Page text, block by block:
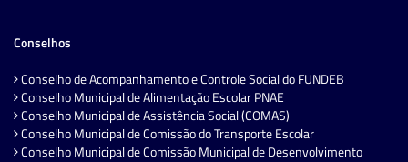
Conselhos
Conselho de Acompanhamento e Controle Social do FUNDEB
Conselho Municipal de Alimentação Escolar PNAE
Conselho Municipal de Assistência Social (COMAS)
Conselho Municipal de Comissão do Transporte Escolar
Conselho Municipal de Comissão Municipal de Desenvolvimento